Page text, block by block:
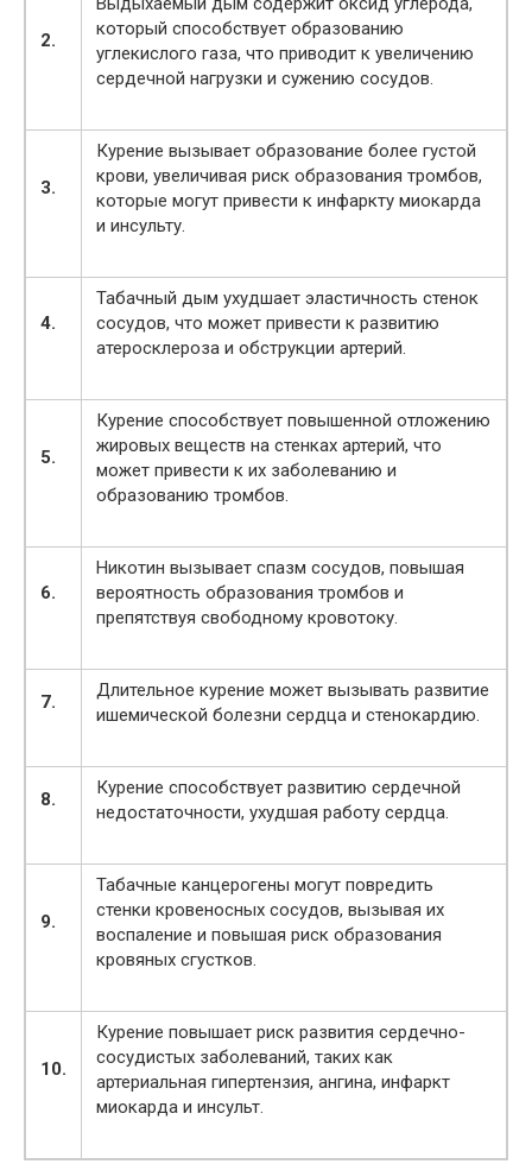
2.
который способствует образованию
углекислого газа, что приводит к увеличению
сердечной нагрузки и сужению сосудов.
3.
Курение вызывает образование более густой
крови, увеличивая риск образования тромбов,
которые могут привести к инфаркту миокарда
и инсульту.
4.
Табачный дым ухудшает эластичность стенок
сосудов, что может привести к развитию
атеросклероза и обструкции артерий.
5.
Курение способствует повышенной отложению
жировых веществ на стенках артерий, что
может привести к их заболеванию и
образованию тромбов.
6.
Никотин вызывает спазм сосудов, повышая
вероятность образования тромбов и
препятствуя свободному кровотоку.
7.
Длительное курение может вызывать развитие
ишемической болезни сердца и стенокардию.
8.
Курение способствует развитию сердечной
недостаточности, ухудшая работу сердца.
9.
Табачные канцерогены могут повредить
стенки кровеносных сосудов, вызывая их
воспаление и повышая риск образования
кровяных сгустков.
10.
Курение повышает риск развития сердечно-
сосудистых заболеваний, таких как
артериальная гипертензия, ангина, инфаркт
миокарда и инсульт.